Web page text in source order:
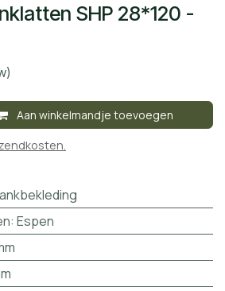
SHP 28*120 -
Aan winkelmandje toevoegen
: Espen